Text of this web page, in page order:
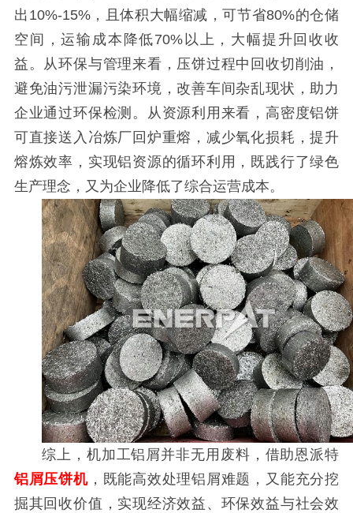
出10%-15%，且体积大幅缩减，可节省80%的仓储
空间，运输成本降低70%以上，大幅提升回收收
益。从环保与管理来看，压饼过程中回收切削油，
避免油污泄漏污染环境，改善车间杂乱现状，助力
企业通过环保检测。从资源利用来看，高密度铝饼
可直接送入冶炼厂回炉重熔，减少氧化损耗，提升
熔炼效率，实现铝资源的循环利用，既践行了绿色
生产理念，又为企业降低了综合运营成本。
综上，机加工铝屑并非无用废料，借助恩派特
铝屑压饼机，既能高效处理铝屑难题，又能充分挖
掘其回收价值，实现经济效益、环保效益与社会效